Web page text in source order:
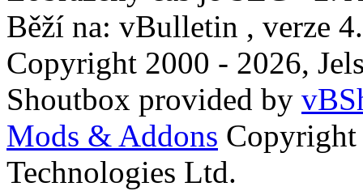
Běží na: vBulletin , verze
Copyright 2000 - 2026,
Shoutbox provided by
Mods & Addons
Technologies Ltd.